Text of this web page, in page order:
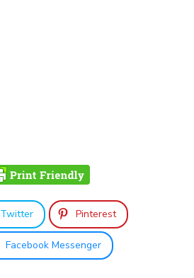
Twitter Pinterest
Facebook Messenger